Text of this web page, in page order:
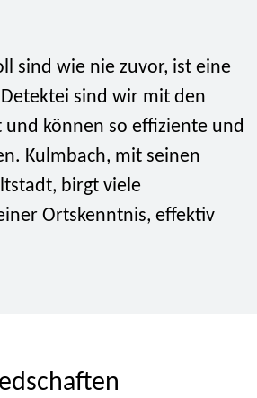
sind wie nie zuvor, ist eine
sind wir mit den
können so effiziente und
Kulmbach, mit seinen
birgt viele
Ortskenntnis, effektiv